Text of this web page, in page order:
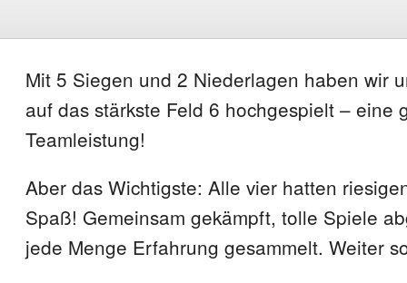
Mit 5 Siegen und 2 Niederlagen haben wir
auf das stärkste Feld 6 hochgespielt – eine
Teamleistung!
Aber das Wichtigste: Alle vier hatten
Spaß! Gemeinsam gekämpft, tolle Spiele
jede Menge Erfahrung gesammelt. Weiter